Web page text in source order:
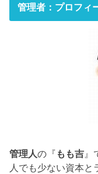
管理者：プロフィ
管理人の『 もも吉 』
人でも少ない資本